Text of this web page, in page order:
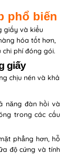
phổ biến
giấy và kiểu
hóa tốt hơn,
phí đóng gói.
giấy
chịu nén và khả
năng đàn hồi và
trong các cấu
phẳng hơn, hỗ
độ cứng và tính